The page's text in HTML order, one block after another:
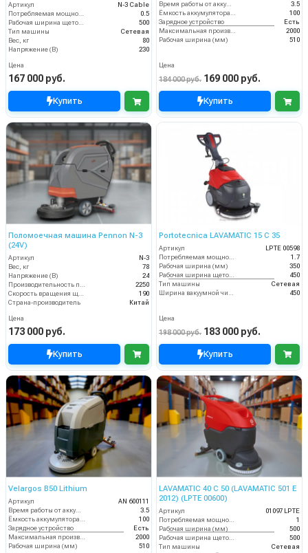
Артикул
N-3 Cable
Потребляемая мощность (кВт)
0.5
Рабочая ширина щеток (мм)
500
Тип машины
Сетевая
Вес, кг
80
Напряжение (В)
230
Цена
167 000 руб.
Купить
Время работы от аккумуляторов (ч)
3.5
Ёмкость аккумулятора (Ач)
100
Зарядное устройство
Есть
Максимальная производительность (кв.м/час)
2000
Рабочая ширина (мм)
510
Цена
184 000 руб. 169 000 руб.
Купить
Поломоечная машина Pennon N-3
(24V)
Артикул
N-3
Вес, кг
78
Напряжение (В)
24
2250
190
Страна-производитель
Китай
Цена
173 000 руб.
Купить
Portotecnica LAVAMATIC 15 C 35
Артикул
LPTE 00598
1.7
Рабочая ширина (мм)
350
450
Тип машины
Сетевая
450
Цена
198 000 руб. 183 000 руб.
Купить
Velargos B50 Lithium
Артикул
AN 600111
Время работы от аккумуляторов (ч)
3.5
100
Зарядное устройство
Есть
2000
Рабочая ширина (мм)
510
LAVAMATIC 40 C 50 (LAVAMATIC 501 E
2012) (LPTE 00600)
Артикул
01097 LPTE
1
Рабочая ширина (мм)
500
500
Тип машины
Сетевая